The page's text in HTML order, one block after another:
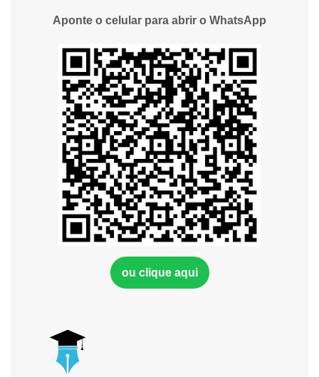
Aponte o celular para abrir o WhatsApp
ou clique aqui